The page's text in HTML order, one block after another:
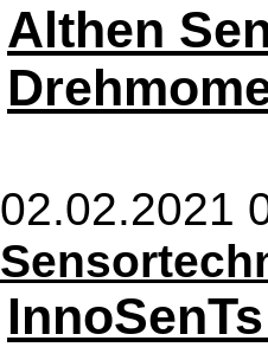
Althen
02.02.2021